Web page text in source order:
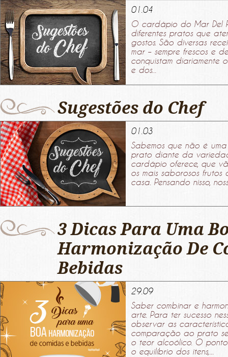
01.04
O cardápio do Mar Del
diferentes pratos que
gostos. São diversas
mar – sempre frescos e
conquistam diariamente
e dos...
Sugestões do Chef
01.03
Sabemos que não é
prato diante da
cardápio oferece, que
os mais saborosos
casa. Pensando nisso,
3 Dicas Para Uma
Harmonização De
Bebidas
29.09
Saber combinar e
arte. Para ter sucesso
observar as
comparação ao prato
o teor alcoólico. O
o equilíbrio dos itens,...